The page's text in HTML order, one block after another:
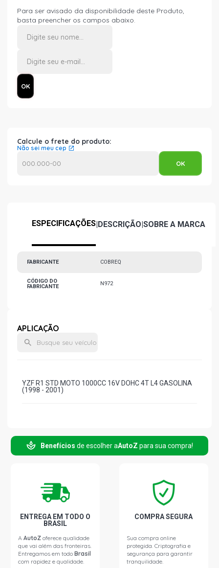
Para ser avisado da disponibilidade deste Produto,
basta preencher os campos abaixo.
Calcule o frete do produto:
Não sei meu cep
ESPECIFICAÇÕES|DESCRIÇÃO|SOBRE A MARCA
FABRICANTE COBREQ
CÓDIGO DO
FABRICANTE
N972
APLICAÇÃO
YZF R1 STD MOTO 1000CC 16V DOHC 4T L4 GASOLINA
(1998 - 2001)
Benefícios de escolher aAutoZ para sua compra!
ENTREGA EM TODO O
BRASIL
AAutoZ oferece qualidade
que vai além das fronteiras.
Entregamos em todoBrasil
com rapidez e qualidade.
COMPRA SEGURA
Sua compra online
protegida. Criptografia e
segurança para garantir
tranquilidade.